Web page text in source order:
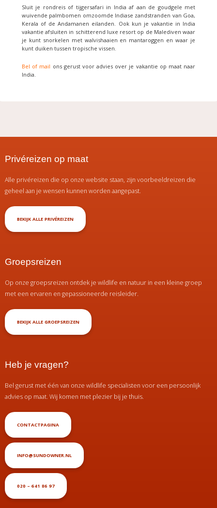
Sluit je rondreis of tijgersafari in India af aan de goudgele met
wuivende palmbomen omzoomde Indiase zandstranden van Goa,
Kerala of de Andamanen eilanden. Ook kun je vakantie in India
vakantie afsluiten in schitterend luxe resort op de Malediven waar
je kunt snorkelen met walvishaaien en mantaroggen en waar je
kunt duiken tussen tropische vissen.
Bel of mail ons gerust voor advies over je vakantie op maat naar
India.
Privéreizen op maat
Alle privéreizen die op onze website staan, zijn voorbeeldreizen die
geheel aan je wensen kunnen worden aangepast.
BEKIJK ALLE PRIVÉREIZEN
Groepsreizen
Op onze groepsreizen ontdek je wildlife en natuur in een kleine groep
met een ervaren en gepassioneerde reisleider.
BEKIJK ALLE GROEPSREIZEN
Heb je vragen?
Bel gerust met één van onze wildlife specialisten voor een persoonlijk
advies op maat. Wij komen met plezier bij je thuis.
CONTACTPAGINA
INFO@SUNDOWNER.NL
020 – 641 86 97